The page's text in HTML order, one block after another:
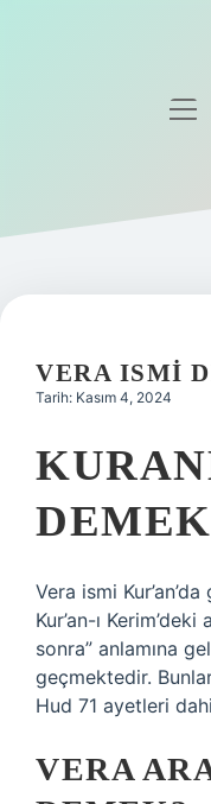
Gizlilik
Hakkımızda
VERA ISMI
Tarih: Kasım 4, 2024
Vera ismi
Kur’an-ı
sonra” anlamına
geçmektedir.
Hud 71 ayetleri
VERA